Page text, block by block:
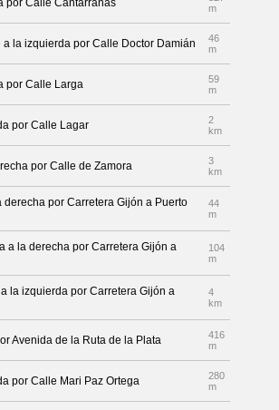
por Calle Cantarranas
m
a la izquierda por Calle Doctor Damián
46
m
por Calle Larga
59
m
por Calle Lagar
2
km
por Calle de Zamora
3
km
derecha por Carretera Gijón a Puerto
44
m
a la derecha por Carretera Gijón a
104
m
la izquierda por Carretera Gijón a
4
km
Avenida de la Ruta de la Plata
416
m
por Calle Mari Paz Ortega
280
m